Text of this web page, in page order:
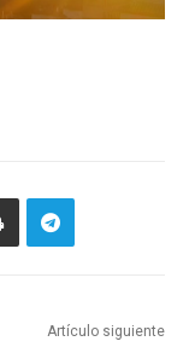
Artículo siguiente